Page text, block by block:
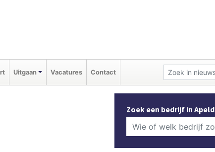
Uitgaan Vacatures Contact
Zoek een bedrijf in